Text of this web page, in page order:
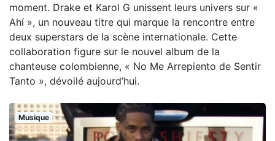
moment. Drake et Karol G unissent leurs univers sur «
Ahí », un nouveau titre qui marque la rencontre entre
deux superstars de la scène internationale. Cette
collaboration figure sur le nouvel album de la
chanteuse colombienne, « No Me Arrepiento de Sentir
Tanto », dévoilé aujourd’hui.
Musique